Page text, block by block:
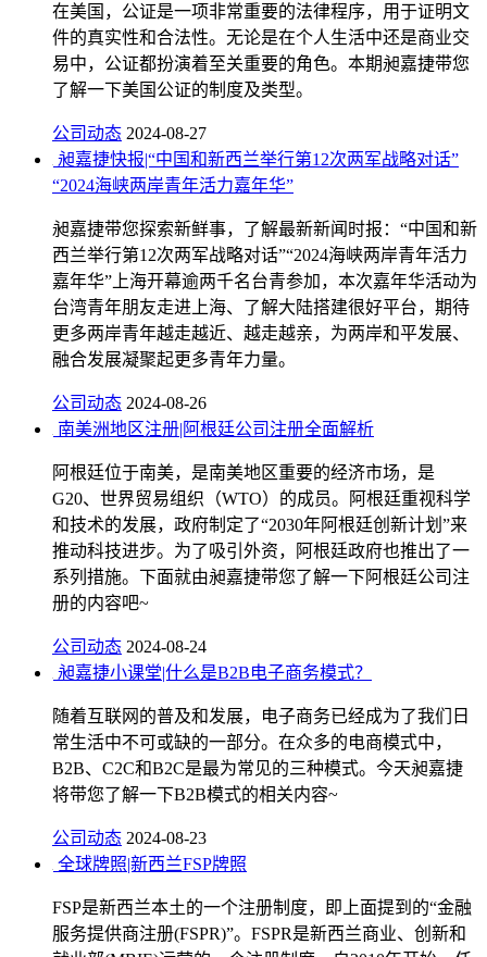
在美国，公证是一项非常重要的法律程序，用于证明文
件的真实性和合法性。无论是在个人生活中还是商业交
易中，公证都扮演着至关重要的角色。本期昶嘉捷带您
了解一下美国公证的制度及类型。
公司动态 2024-08-27
昶嘉捷快报|“中国和新西兰举行第12次两军战略对话”
“2024海峡两岸青年活力嘉年华”
昶嘉捷带您探索新鲜事，了解最新新闻时报：“中国和新
西兰举行第12次两军战略对话”“2024海峡两岸青年活力
嘉年华”上海开幕逾两千名台青参加，本次嘉年华活动为
台湾青年朋友走进上海、了解大陆搭建很好平台，期待
更多两岸青年越走越近、越走越亲，为两岸和平发展、
融合发展凝聚起更多青年力量。
公司动态 2024-08-26
南美洲地区注册|阿根廷公司注册全面解析
阿根廷位于南美，是南美地区重要的经济市场，是
G20、世界贸易组织（WTO）的成员。阿根廷重视科学
和技术的发展，政府制定了“2030年阿根廷创新计划”来
推动科技进步。为了吸引外资，阿根廷政府也推出了一
系列措施。下面就由昶嘉捷带您了解一下阿根廷公司注
册的内容吧~
公司动态 2024-08-24
昶嘉捷小课堂|什么是B2B电子商务模式？
随着互联网的普及和发展，电子商务已经成为了我们日
常生活中不可或缺的一部分。在众多的电商模式中，
B2B、C2C和B2C是最为常见的三种模式。今天昶嘉捷
将带您了解一下B2B模式的相关内容~
公司动态 2024-08-23
全球牌照|新西兰FSP牌照
FSP是新西兰本土的一个注册制度，即上面提到的“金融
服务提供商注册(FSPR)”。FSPR是新西兰商业、创新和